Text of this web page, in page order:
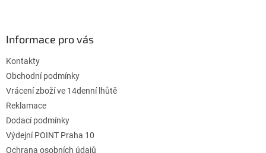
Informace pro vás
Kontakty
Obchodní podmínky
Vrácení zboží ve 14denní lhůtě
Reklamace
Dodací podmínky
Výdejní POINT Praha 10
Ochrana osobních údajů